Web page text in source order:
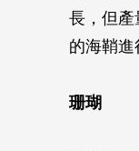
長，但產
的海鞘進
珊瑚